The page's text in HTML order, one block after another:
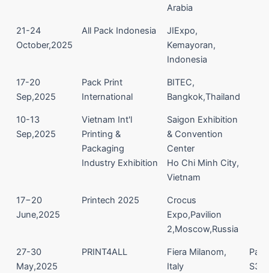
Arabia
21-24
October,2025
All Pack Indonesia
JIExpo,
Kemayoran,
Indonesia
17-20
Sep,2025
Pack Print
International
BITEC,
Bangkok,Thailand
10-13
Sep,2025
Vietnam Int'l
Printing &
Packaging
Industry Exhibition
Saigon Exhibition
& Convention
Center
Ho Chi Minh City,
Vietnam
17−20
June,2025
Printech 2025
Crocus
Expo,Pavilion
2,Moscow,Russia
27-30
May,2025
PRINT4ALL
Fiera Milanom,
Italy
S32